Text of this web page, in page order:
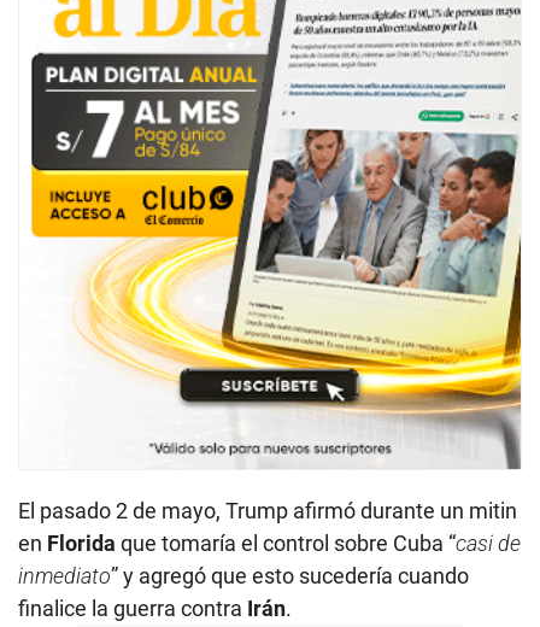
El pasado 2 de mayo, Trump afirmó durante un mitin
en Florida que tomaría el control sobre Cuba “casi de
inmediato” y agregó que esto sucedería cuando
finalice la guerra contra Irán.